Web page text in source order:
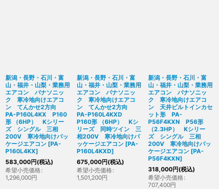
新潟・長野・石川・富
山・福井・山梨・業務用
エアコン パナソニッ
ク 寒冷地向けエアコ
ン てんかせ2方向
PA-P160L4KX P160
形 （6HP） Kシリー
ズ シングル 三相
200V 寒冷地向けパッ
ケージエアコン [PA-
P160L4KX]
583,000円(税込)
希望小売価格 :
1,296,000円
新潟・長野・石川・富
山・福井・山梨・業務用
エアコン パナソニッ
ク 寒冷地向けエアコ
ン てんかせ2方向
PA-P160L4KXD
P160形 （6HP） Kシ
リーズ 同時ツイン 三
相200V 寒冷地向けパ
ッケージエアコン [PA-
P160L4KXD]
675,000円(税込)
希望小売価格 :
1,501,200円
新潟・長野・石川・富
山・福井・山梨・業務用
エアコン パナソニッ
ク 寒冷地向けエアコ
ン 天井ビルトインカセ
ット形 PA-
P56F4KXN P56形
（2.3HP） Kシリー
ズ シングル 三相
200V 寒冷地向けパッ
ケージエアコン [PA-
P56F4KXN]
318,000円(税込)
希望小売価格 :
707,400円